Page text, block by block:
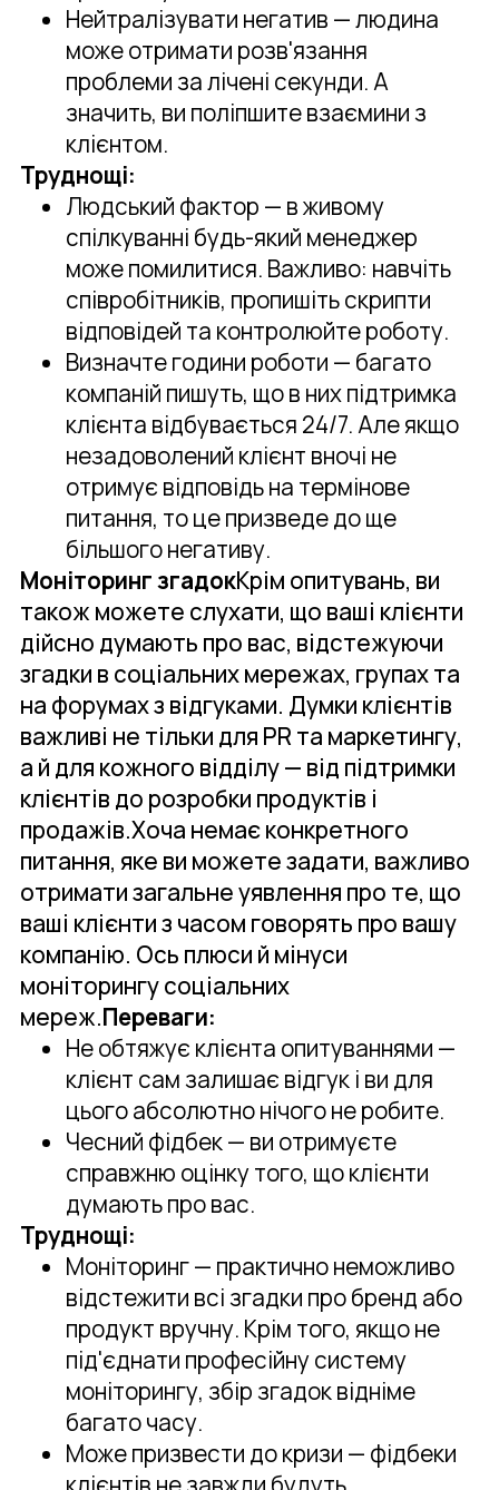
Нейтралізувати негатив — людина
може отримати розв'язання
проблеми за лічені секунди. А
значить, ви поліпшите взаємини з
клієнтом.
Труднощі:
Людський фактор — в живому
спілкуванні будь-який менеджер
може помилитися. Важливо: навчіть
співробітників, пропишіть скрипти
відповідей та контролюйте роботу.
Визначте години роботи — багато
компаній пишуть, що в них підтримка
клієнта відбувається 24/7. Але якщо
незадоволений клієнт вночі не
отримує відповідь на термінове
питання, то це призведе до ще
більшого негативу.
Моніторинг згадокКрім опитувань, ви
також можете слухати, що ваші клієнти
дійсно думають про вас, відстежуючи
згадки в соціальних мережах, групах та
на форумах з відгуками. Думки клієнтів
важливі не тільки для PR та маркетингу,
а й для кожного відділу — від підтримки
клієнтів до розробки продуктів і
продажів.Хоча немає конкретного
питання, яке ви можете задати, важливо
отримати загальне уявлення про те, що
ваші клієнти з часом говорять про вашу
компанію. Ось плюси й мінуси
моніторингу соціальних
мереж.Переваги:
Не обтяжує клієнта опитуваннями —
клієнт сам залишає відгук і ви для
цього абсолютно нічого не робите.
Чесний фідбек — ви отримуєте
справжню оцінку того, що клієнти
думають про вас.
Труднощі:
Моніторинг — практично неможливо
відстежити всі згадки про бренд або
продукт вручну. Крім того, якщо не
під'єднати професійну систему
моніторингу, збір згадок відніме
багато часу.
Може призвести до кризи — фідбеки